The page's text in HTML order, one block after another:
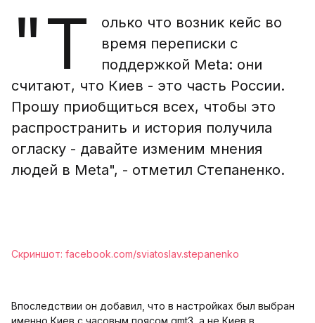
"Т
олько что возник кейс во
время переписки с
поддержкой Meta: они
считают, что Киев - это часть России.
Прошу приобщиться всех, чтобы это
распространить и история получила
огласку - давайте изменим мнения
людей в Meta", - отметил Степаненко.
Скриншот: facebook.com/sviatoslav.stepanenko
Впоследствии он добавил, что в настройках был выбран
именно Киев с часовым поясом gmt3, а не Киев в